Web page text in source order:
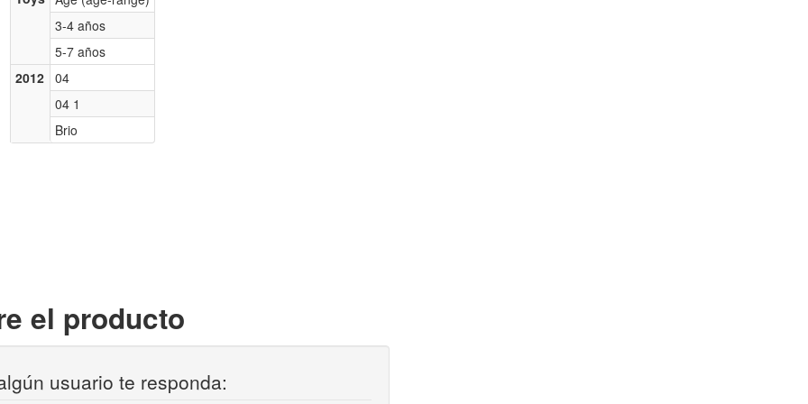
3-4 años
5-7 años
2012
04
04 1
Brio
el producto
usuario te responda: